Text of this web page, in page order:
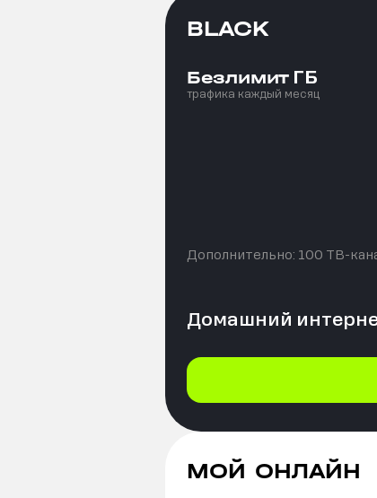
BLACK
Безлимит ГБ
трафика каждый месяц
Дополнительно: 100 ТВ-
Домашний
МОЙ ОНЛАЙН